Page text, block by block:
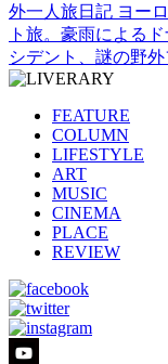
外一人旅日記 ヨー
ト旅。豪雨による
シデント、謎の野外
FEATURE
COLUMN
LIFESTYLE
ART
MUSIC
CINEMA
PLACE
REVIEW